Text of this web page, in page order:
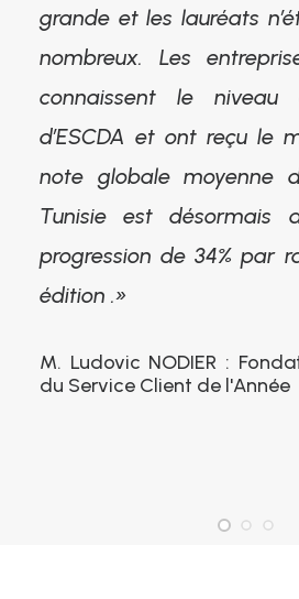
grande et les lauréats
nombreux. Les
connaissent le niveau
d’ESCDA et ont reçu le
note globale moyenne
Tunisie est désormais
progression de 34% par
édition .»
M. Ludovic NODIER :
du Service Client de l'Année